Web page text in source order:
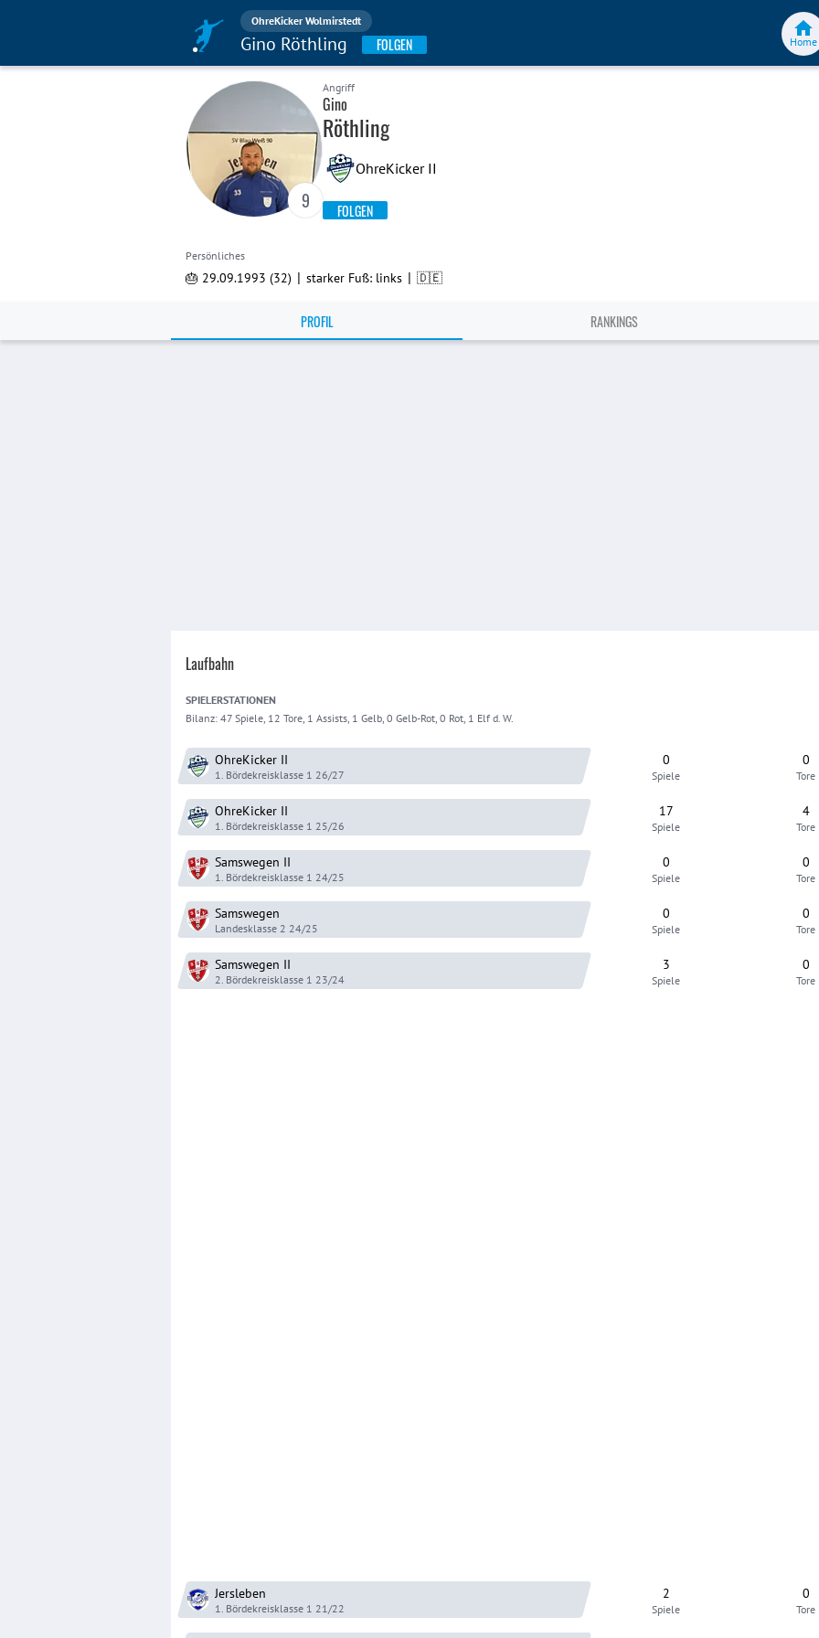
OhreKicker Wolmirstedt
Gino Röthling FOLGEN Home
9
Angriff
Gino
Röthling
OhreKicker II
FOLGEN
Persönliches
🎂 29.09.1993 (32) | starker Fuß: links | 🇩🇪
PROFIL RANKINGS
Laufbahn
SPIELERSTATIONEN
Bilanz: 47 Spiele, 12 Tore, 1 Assists, 1 Gelb, 0 Gelb-Rot, 0 Rot, 1 Elf d. W.
OhreKicker II
1. Bördekreisklasse 1 26/27
0
Spiele
0
Tore
OhreKicker II
1. Bördekreisklasse 1 25/26
17
Spiele
4
Tore
Samswegen II
1. Bördekreisklasse 1 24/25
0
Spiele
0
Tore
Samswegen
Landesklasse 2 24/25
0
Spiele
0
Tore
Samswegen II
2. Bördekreisklasse 1 23/24
3
Spiele
0
Tore
Jersleben
1. Bördekreisklasse 1 21/22
2
Spiele
0
Tore